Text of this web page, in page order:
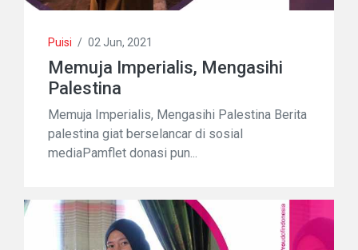
Puisi / 02 Jun, 2021
Memuja Imperialis, Mengasihi
Palestina
Memuja Imperialis, Mengasihi Palestina Berita
palestina giat berselancar di sosial
mediaPamflet donasi pun...